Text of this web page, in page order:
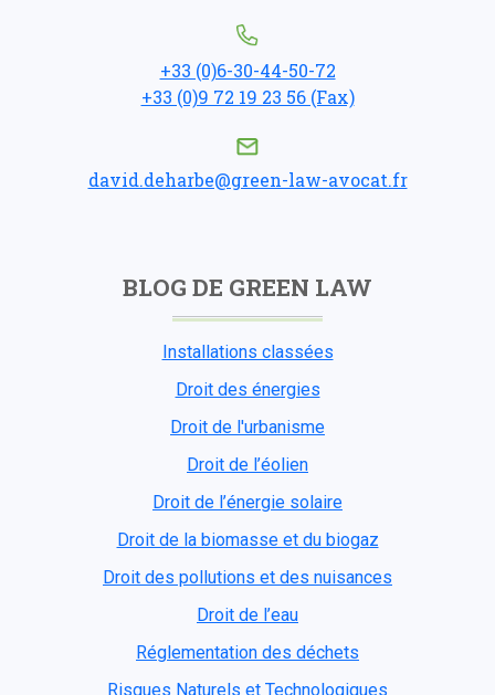
+33 (0)6-30-44-50-72
+33 (0)9 72 19 23 56 (Fax)
david.deharbe@green-law-avocat.fr
BLOG DE GREEN LAW
Installations classées
Droit des énergies
Droit de l'urbanisme
Droit de l’éolien
Droit de l’énergie solaire
Droit de la biomasse et du biogaz
Droit des pollutions et des nuisances
Droit de l’eau
Réglementation des déchets
Risques Naturels et Technologiques